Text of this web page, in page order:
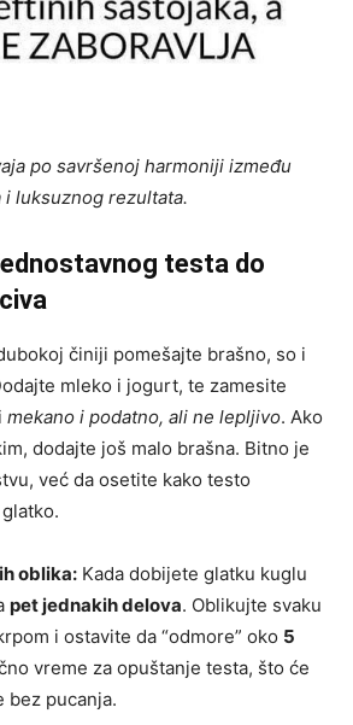
po savršenoj harmoniji između
luksuznog rezultata.
testa do
činiji pomešajte brašno, so i
mleko i jogurt, te zamesite
mekano i podatno, ali ne lepljivo. Ako
dodajte još malo brašna. Bitno je
već da osetite kako testo
oblika: Kada dobijete glatku kuglu
pet jednakih delova. Oblikujte svaku
i ostavite da “odmore” oko 5
vreme za opuštanje testa, što će
bez pucanja.